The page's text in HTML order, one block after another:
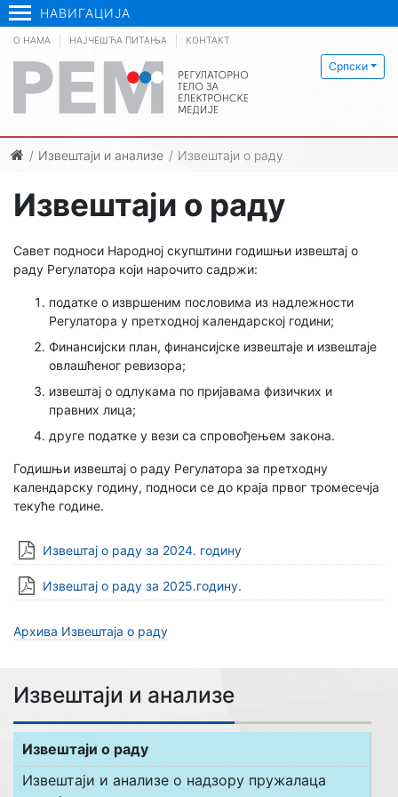
НАВИГАЦИЈА
Српски
О НАМА НАЈЧЕШЋА ПИТАЊА КОНТАКТ
Извештаји и анализе Извештаји о раду
Извештаји и анализе
Извештаји о раду
Извештаји и анализе о надзору пружалаца
Извештаји о раду
Савет подноси Народној скупштини годишњи извештај о
раду Регулатора који нарочито садржи:
податке о извршеним пословима из надлежности
Регулатора у претходној календарској години;
Финансијски план, финансијске извештаје и извештаје
овлашћеног ревизора;
извештај о одлукама по пријавама физичких и
правних лица;
друге податке у вези са спровођењем закона.
Годишњи извештај о раду Регулатора за претходну
календарску годину, подноси се до краја првог тромесечја
текуће године.
Извештај о раду за 2024. годину
Извештај о раду за 2025.годину.
Архива Извештаја о раду